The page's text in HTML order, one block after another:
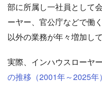
部に所属し一社員として
ーヤー、官公庁などで働
以外の業務が年々増加して
実際、インハウスローヤ
の推移（2001年～2025年）